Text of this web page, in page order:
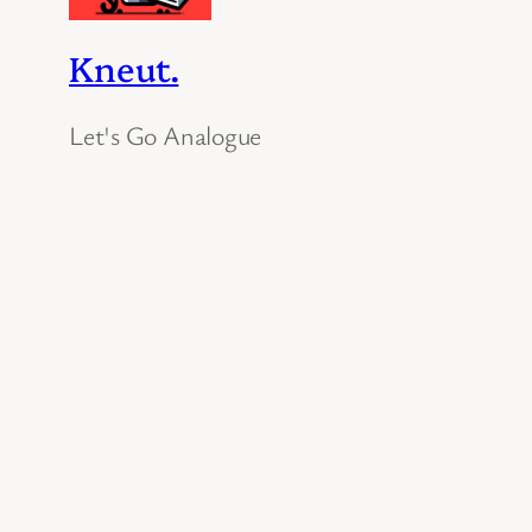
Kneut.
Let's Go Analogue